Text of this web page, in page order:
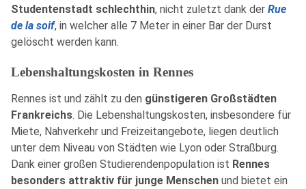
Studentenstadt schlechthin, nicht zuletzt dank der Rue
de la soif, in welcher alle 7 Meter in einer Bar der Durst
gelöscht werden kann.
Lebenshaltungskosten in Rennes
Rennes ist und zählt zu den günstigeren Großstädten
Frankreichs. Die Lebenshaltungskosten, insbesondere für
Miete, Nahverkehr und Freizeitangebote, liegen deutlich
unter dem Niveau von Städten wie Lyon oder Straßburg.
Dank einer großen Studierendenpopulation ist Rennes
besonders attraktiv für junge Menschen und bietet ein